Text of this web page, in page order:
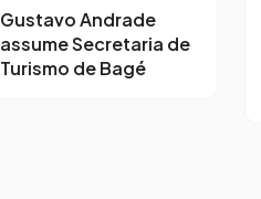
Gustavo Andrade
assume Secretaria de
Turismo de Bagé